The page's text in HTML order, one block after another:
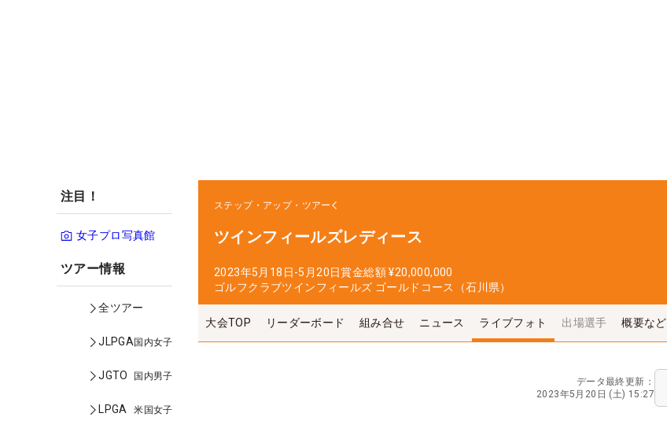
注目！
女子プロ写真館
ツアー情報
全ツアー
JLPGA国内女子
JGTO 国内男子
LPGA 米国女子
ステップ・アップ・ツアー
ツインフィールズレディース
2023年5月18日-5月20日賞金総額 ¥20,000,000
ゴルフクラブツインフィールズ ゴールドコース（石川県）
大会TOP リーダーボード 組み合せ ニュース ライブフォト 出場選手 概要など
データ最終更新：
2023年5月20日 (土) 15:27